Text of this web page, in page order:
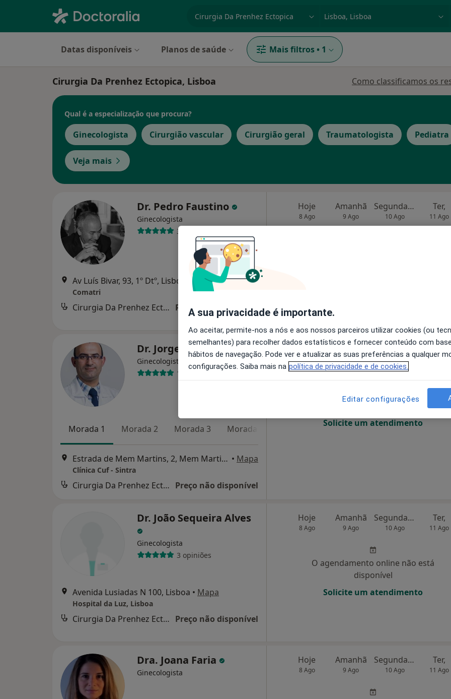
Datas disponíveis Planos de saúde Mais filtros • 1
Cirurgia Da Prenhez Ectopica, Lisboa Como classificamos os
Qual é a especialização que procura?
Ginecologista Cirurgião vascular Cirurgião geral Traumatologista Pediatra
Veja mais
Dr. Pedro Faustino
Ginecologista
3 opiniões
Av Luís Bivar, 93, 1º Dtº, Lisboa Mapa
Comatri
Cirurgia Da Prenhez Ectopica Preço não disponível
Hoje
8 Ago
Amanhã
9 Ago
Segunda-feira
10 Ago
Ter,
11 Ago
Dr. Jorge Costa
Ginecologista
1 opinião
Morada 1 Morada 2 Morada 3 Morada 4
Estrada de Mem Martins, 2, Mem Martins • Mapa
Clínica Cuf - Sintra
Cirurgia Da Prenhez Ectopica Preço não disponível
Hoje
8 Ago
Amanhã
9 Ago
Segunda-feira
10 Ago
Ter,
11 Ago
O agendamento online não está
disponível
Solicite um atendimento
Dr. João Sequeira Alves
Ginecologista
3 opiniões
Avenida Lusiadas N 100, Lisboa • Mapa
Hospital da Luz, Lisboa
Cirurgia Da Prenhez Ectopica Preço não disponível
Hoje
8 Ago
Amanhã
9 Ago
Segunda-feira
10 Ago
Ter,
11 Ago
O agendamento online não está
disponível
Solicite um atendimento
Dra. Joana Faria
Ginecologista
Hoje
8 Ago
Amanhã
9 Ago
Segunda-feira
10 Ago
Ter,
11 Ago
A sua privacidade é importante.
Ao aceitar, permite-nos a nós e aos nossos parceiros utilizar cookies (ou
semelhantes) para recolher dados estatísticos e fornecer conteúdo com
hábitos de navegação. Pode ver e atualizar as suas preferências a qualquer
configurações. Saiba mais na política de privacidade e de cookies.
Editar configurações